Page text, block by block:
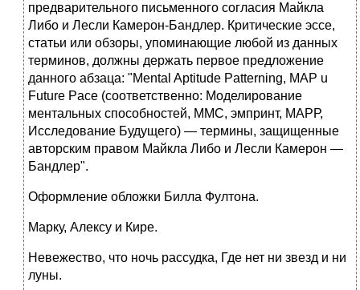
предварительного письменного согласия Майкла
Либо и Лесли Камерон-Бандлер. Критические эссе,
статьи или обзоры, упоминающие любой из данных
терминов, должны держать первое предложение
данного абзаца: "Mental Aptitude Patterning, MAP u
Future Pace (соответственно: Моделирование
ментальных способностей, ММС, эмпринт, МАРР,
Исследование Будущего) — термины, защищенные
авторским правом Майкла Либо и Лесли Камерон —
Бандлер".
Оформление обложки Билла Фултона.
Марку, Алексу и Кире.
Невежество, что ночь рассудка, Где нет ни звезд и ни
луны.